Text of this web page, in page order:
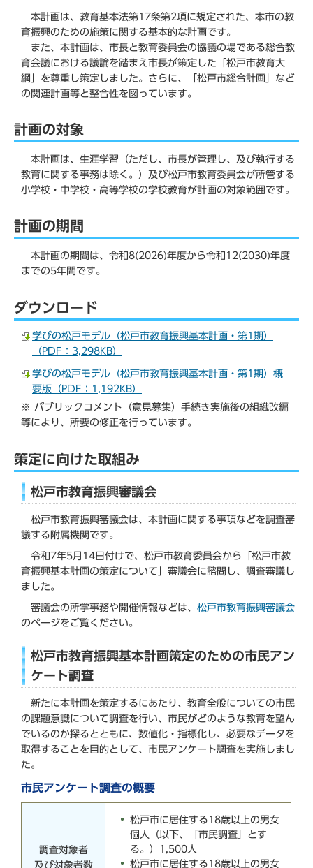
本計画は、教育基本法第17条第2項に規定された、本市の教
育振興のための施策に関する基本的な計画です。
また、本計画は、市長と教育委員会の協議の場である総合教
育会議における議論を踏まえ市長が策定した「松戸市教育大
綱」を尊重し策定しました。さらに、「松戸市総合計画」など
の関連計画等と整合性を図っています。
計画の対象
本計画は、生涯学習（ただし、市長が管理し、及び執行する
教育に関する事務は除く。）及び松戸市教育委員会が所管する
小学校・中学校・高等学校の学校教育が計画の対象範囲です。
計画の期間
本計画の期間は、令和8(2026)年度から令和12(2030)年度
までの5年間です。
ダウンロード
学びの松戸モデル（松戸市教育振興基本計画・第1期）
（PDF：3,298KB）
学びの松戸モデル（松戸市教育振興基本計画・第1期）概
要版（PDF：1,192KB）
※ パブリックコメント（意見募集）手続き実施後の組織改編
等により、所要の修正を行っています。
策定に向けた取組み
松戸市教育振興審議会
松戸市教育振興審議会は、本計画に関する事項などを調査審
議する附属機関です。
令和7年5月14日付けで、松戸市教育委員会から「松戸市教
育振興基本計画の策定について」審議会に諮問し、調査審議し
ました。
審議会の所掌事務や開催情報などは、 松戸市教育振興審議会
のページをご覧ください。
松戸市教育振興基本計画策定のための市民アン
ケート調査
新たに本計画を策定するにあたり、教育全般についての市民
の課題意識について調査を行い、市民がどのような教育を望ん
でいるのか探るとともに、数値化・指標化し、必要なデータを
取得することを目的として、市民アンケート調査を実施しまし
た。
市民アンケート調査の概要
調査対象者
及び対象者数
松戸市に居住する18歳以上の男女
個人（以下、「市民調査」とす
る。）1,500人
松戸市に居住する18歳以上の男女